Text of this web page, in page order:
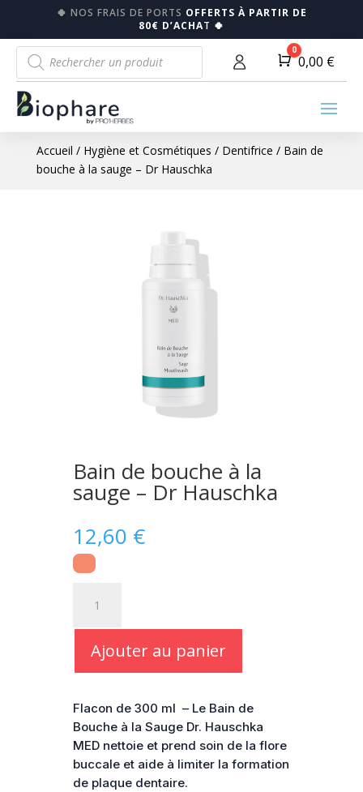
🍀 NOS FRAIS DE PORTS OFFERTS À PARTIR DE
80€ D’ACHAT 🍀
Recherche
de
produits
Panier
0
0,00 €
Accueil / Hygiène et Cosmétiques / Dentifrice / Bain de
bouche à la sauge – Dr Hauschka
Bain de bouche à la
sauge – Dr Hauschka
12,60 €
Bain
la
sauge
-
Dr
Hauschka
Ajouter au panier
Flacon de 300 ml – Le Bain de
Bouche à la Sauge Dr. Hauschka
MED nettoie et prend soin de la flore
buccale et aide à limiter la formation
de plaque dentaire.